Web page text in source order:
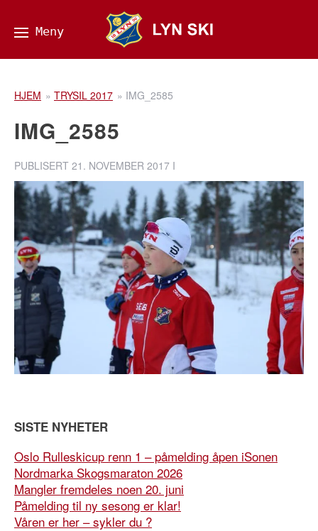
HJEM » TRYSIL 2017 » IMG_2585
IMG_2585
PUBLISERT 21. NOVEMBER 2017 I
SISTE NYHETER
Oslo Rulleskicup renn 1 – påmelding åpen iSonen
Nordmarka Skogsmaraton 2026
Mangler fremdeles noen 20. juni
Påmelding til ny sesong er klar!
Våren er her – sykler du ?